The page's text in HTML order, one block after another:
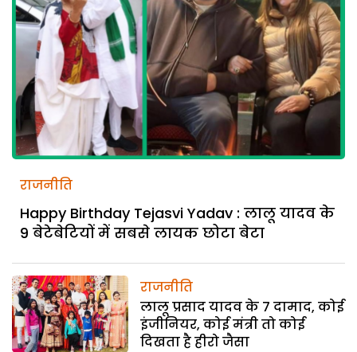
राजनीति
Happy Birthday Tejasvi Yadav : लालू यादव के
9 बेटेबेटियों में सबसे लायक छोटा बेटा
राजनीति
लालू प्रसाद यादव के 7 दामाद, कोई
इंजीनियर, कोई मंत्री तो कोई
दिखता है हीरो जैसा